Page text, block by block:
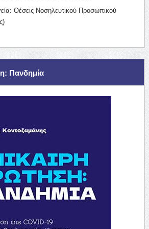
Θέσεις Νοσηλευτικού Προσωπικού
Πανδημία